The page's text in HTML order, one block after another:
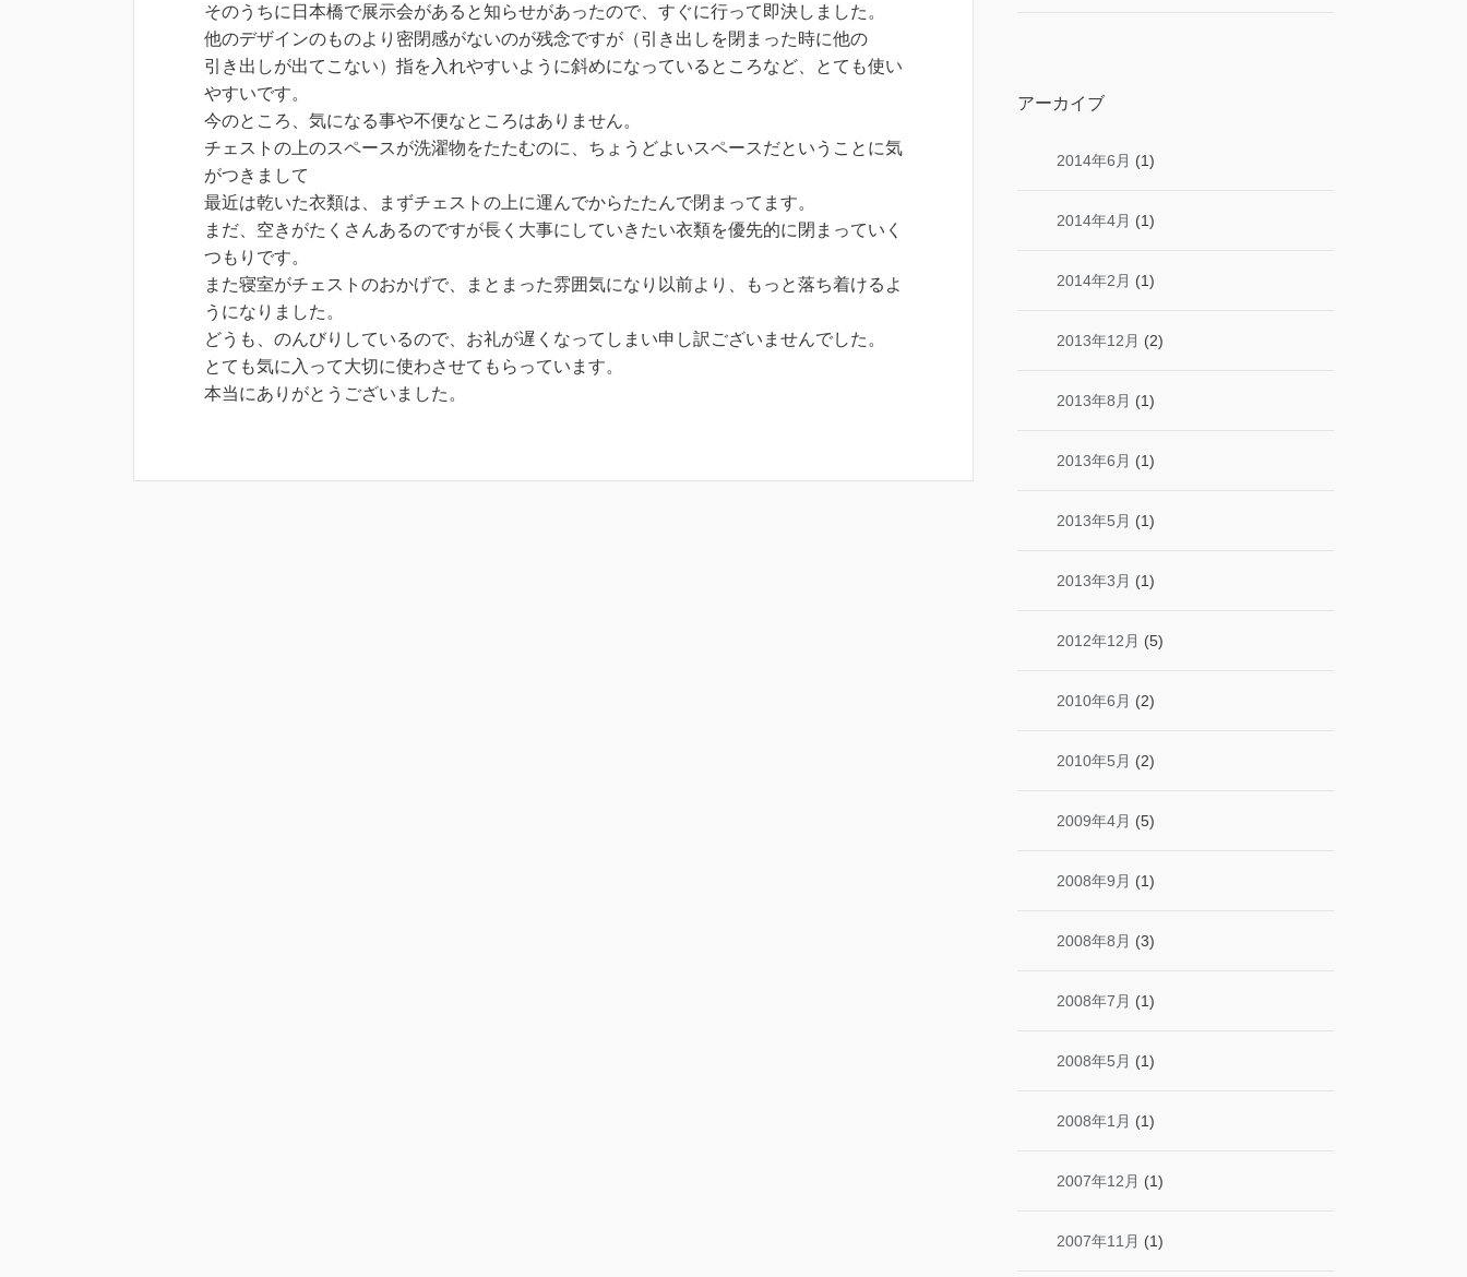
そのうちに日本橋で展示会があると知らせがあったので、すぐに行って即決しました。
他のデザインのものより密閉感がないのが残念ですが（引き出しを閉まった時に他の
引き出しが出てこない）指を入れやすいように斜めになっているところなど、とても使い
やすいです。
今のところ、気になる事や不便なところはありません。
チェストの上のスペースが洗濯物をたたむのに、ちょうどよいスペースだということに気
がつきまして
最近は乾いた衣類は、まずチェストの上に運んでからたたんで閉まってます。
まだ、空きがたくさんあるのですが長く大事にしていきたい衣類を優先的に閉まっていく
つもりです。
また寝室がチェストのおかげで、まとまった雰囲気になり以前より、もっと落ち着けるよ
うになりました。
どうも、のんびりしているので、お礼が遅くなってしまい申し訳ございませんでした。
とても気に入って大切に使わさせてもらっています。
本当にありがとうございました。
アーカイブ
2014年6月 (1)
2014年4月 (1)
2014年2月 (1)
2013年12月 (2)
2013年8月 (1)
2013年6月 (1)
2013年5月 (1)
2013年3月 (1)
2012年12月 (5)
2010年6月 (2)
2010年5月 (2)
2009年4月 (5)
2008年9月 (1)
2008年8月 (3)
2008年7月 (1)
2008年5月 (1)
2008年1月 (1)
2007年12月 (1)
2007年11月 (1)